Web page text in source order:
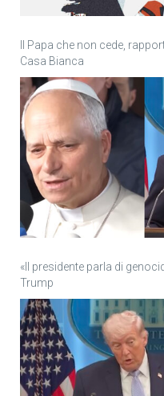
Il Papa che non cede,
Casa Bianca
«Il presidente parla di
Trump